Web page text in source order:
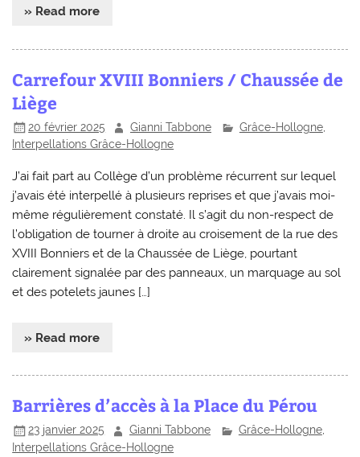
» Read more
Carrefour XVIII Bonniers / Chaussée de
Liège
20 février 2025 Gianni Tabbone Grâce-Hollogne,
Interpellations Grâce-Hollogne
J’ai fait part au Collège d’un problème récurrent sur lequel
j’avais été interpellé à plusieurs reprises et que j’avais moi-
même régulièrement constaté. Il s’agit du non-respect de
l’obligation de tourner à droite au croisement de la rue des
XVIII Bonniers et de la Chaussée de Liège, pourtant
clairement signalée par des panneaux, un marquage au sol
et des potelets jaunes […]
» Read more
Barrières d’accès à la Place du Pérou
23 janvier 2025 Gianni Tabbone Grâce-Hollogne,
Interpellations Grâce-Hollogne